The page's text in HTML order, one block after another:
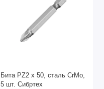
Бита PZ2 x 50, сталь CrMo,
5 шт. Сибртех